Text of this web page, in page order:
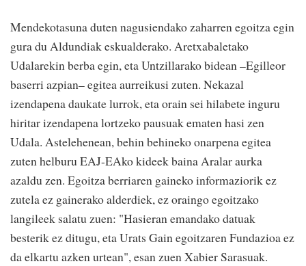
Mendekotasuna duten nagusiendako zaharren egoitza egin
gura du Aldundiak eskualderako. Aretxabaletako
Udalarekin berba egin, eta Untzillarako bidean –Egilleor
baserri azpian– egitea aurreikusi zuten. Nekazal
izendapena daukate lurrok, eta orain sei hilabete inguru
hiritar izendapena lortzeko pausuak ematen hasi zen
Udala. Astelehenean, behin behineko onarpena egitea
zuten helburu EAJ-EAko kideek baina Aralar aurka
azaldu zen. Egoitza berriaren gaineko informaziorik ez
zutela ez gainerako alderdiek, ez oraingo egoitzako
langileek salatu zuen: "Hasieran emandako datuak
besterik ez ditugu, eta Urats Gain egoitzaren Fundazioa ez
da elkartu azken urtean", esan zuen Xabier Sarasuak.